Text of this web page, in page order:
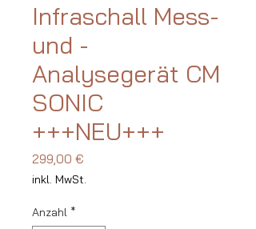
Infraschall Mess-
und -
Analysegerät CM
SONIC
+++NEU+++
299,00 €
inkl. MwSt.
Anzahl *